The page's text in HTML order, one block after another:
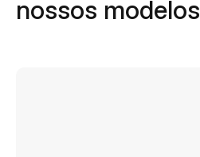
nossos modelos